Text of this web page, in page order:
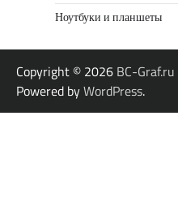
Ноутбуки и планшеты
Copyright © 2026 BC-Graf.ru
Powered byWordPress.